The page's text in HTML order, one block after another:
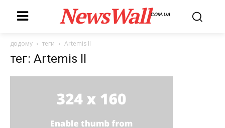
NewsWallCOM.UA
додому теги Artemis II
тег: Artemis II